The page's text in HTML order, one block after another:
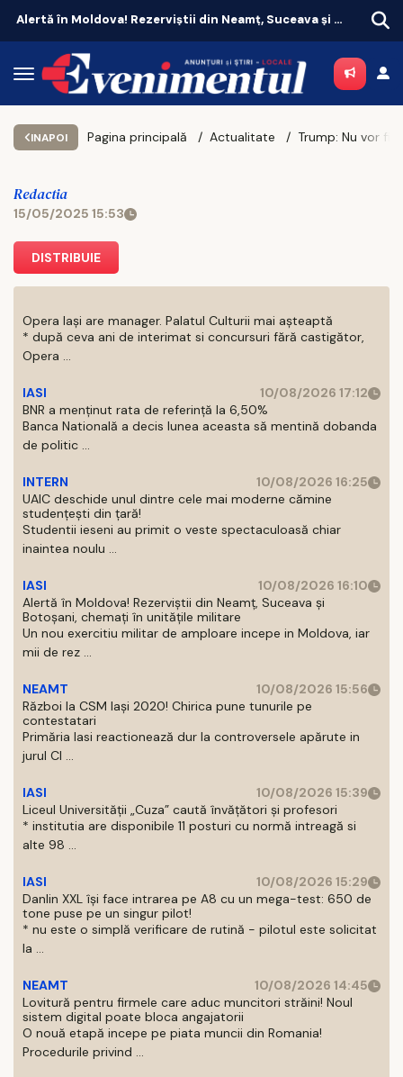
Alertă în Moldova! Rezerviștii din Neamț, Suceava și Botoșani, chemați în unitățile militare
INAPOI Pagina principală Actualitate
Redactia
15/05/2025 15:53
DISTRIBUIE
Opera Iași are manager. Palatul Culturii mai așteaptă
* după ceva ani de interimat si concursuri fără castigător,
Opera ...
IASI
10/08/2026 17:12
BNR a menținut rata de referință la 6,50%
Banca Natională a decis lunea aceasta să mentină dobanda
de politic ...
INTERN
10/08/2026 16:25
UAIC deschide unul dintre cele mai moderne cămine
studențești din țară!
Studentii ieseni au primit o veste spectaculoasă chiar
inaintea noulu ...
IASI
10/08/2026 16:10
Alertă în Moldova! Rezerviștii din Neamț, Suceava și
Botoșani, chemați în unitățile militare
Un nou exercitiu militar de amploare incepe in Moldova, iar
mii de rez ...
NEAMT
10/08/2026 15:56
Război la CSM Iași 2020! Chirica pune tunurile pe
contestatari
Primăria Iasi reactionează dur la controversele apărute in
jurul Cl ...
IASI
10/08/2026 15:39
Liceul Universității „Cuza” caută învățători și profesori
* institutia are disponibile 11 posturi cu normă intreagă si
alte 98 ...
IASI
10/08/2026 15:29
Danlin XXL își face intrarea pe A8 cu un mega-test: 650 de
tone puse pe un singur pilot!
* nu este o simplă verificare de rutină - pilotul este solicitat
la ...
NEAMT
10/08/2026 14:45
Lovitură pentru firmele care aduc muncitori străini! Noul
sistem digital poate bloca angajatorii
O nouă etapă incepe pe piata muncii din Romania!
Procedurile privind ...